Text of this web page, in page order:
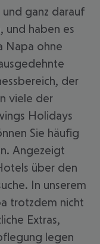
ganz darauf
und haben es
Napa ohne
der
viele der
Holidays
Sie häufig
Angezeigt
über den
In unserem
trotzdem nicht
Extras,
legen